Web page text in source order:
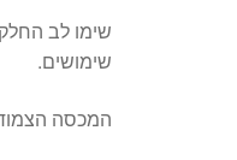
שימו לב
שימושים.
המכסה